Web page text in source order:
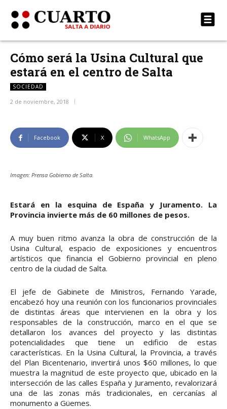
Cómo será la Usina Cultural que
estará en el centro de Salta
SOCIEDAD
2 de noviembre, 2018
Facebook X WhatsApp
Imagen: Prensa Gobierno de Salta.
Estará en la esquina de España y Juramento. La
Provincia invierte más de 60 millones de pesos.
A muy buen ritmo avanza la obra de construcción de la
Usina Cultural, espacio de exposiciones y encuentros
artísticos que financia el Gobierno provincial en pleno
centro de la ciudad de Salta.
El jefe de Gabinete de Ministros, Fernando Yarade,
encabezó hoy una reunión con los funcionarios provinciales
de distintas áreas que intervienen en la obra y los
responsables de la construcción, marco en el que se
detallaron los avances del proyecto y las distintas
potencialidades que tiene un edificio de estas
características. En la Usina Cultural, la Provincia, a través
del Plan Bicentenario, invertirá unos $60 millones, lo que
muestra la magnitud de este proyecto que, ubicado en la
intersección de las calles España y Juramento, revalorizará
una de las zonas más tradicionales, en cercanías al
monumento a Güemes.